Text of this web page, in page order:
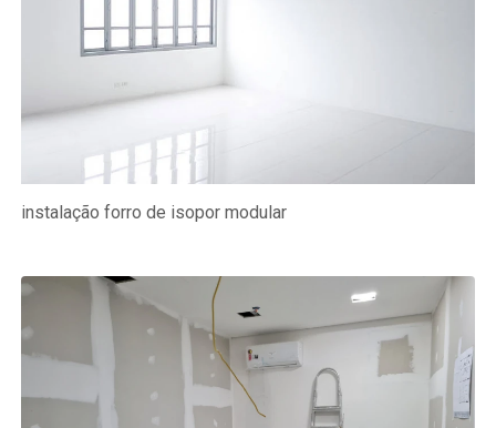
instalação forro de isopor modular